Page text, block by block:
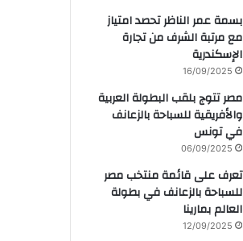
بسمة عمر الناظر تحصد امتياز
مع مرتبة الشرف من تجارة
الإسكندرية
16/09/2025
مصر تتوج بلقب البطولة العربية
والأفريقية للسباحة بالزعانف
في تونس
06/09/2025
تعرف على قائمة منتخب مصر
للسباحة بالزعانف في بطولة
العالم بمارينا
12/09/2025